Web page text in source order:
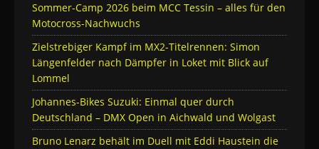
Sommer-Camp 2026 beim MCC Tessin – alles für den
Motocross-Nachwuchs
Zielstrebiger Kampf im MX2-Titelrennen: Simon
Längenfelder nach Dämpfer in Loket mit Blick auf
Lommel
Johannes-Bikes Suzuki: Einmal quer durch
Deutschland – DMX Open in Aichwald und Wolgast
Bruno Lenarz behält im Duell mit Eddi Haustein die